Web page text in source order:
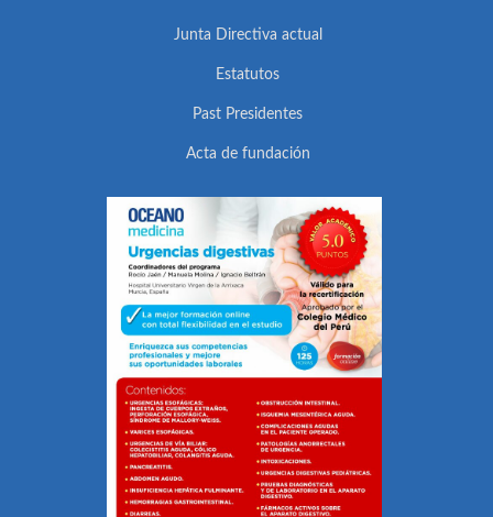
Junta Directiva actual
Estatutos
Past Presidentes
Acta de fundación